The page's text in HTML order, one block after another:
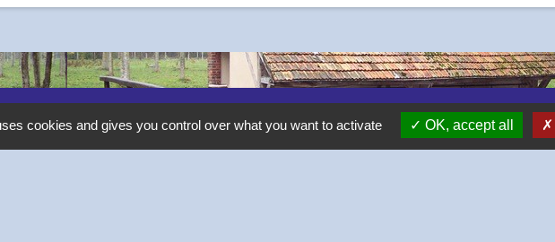
cookies and gives you control over what you want to activate OK, accept all